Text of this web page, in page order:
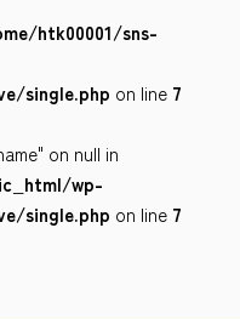
8169
祝祭日・年末年始は除く
ら
htk00001/sns-
single.php on line 7
on null in
wp-
single.php on line 7